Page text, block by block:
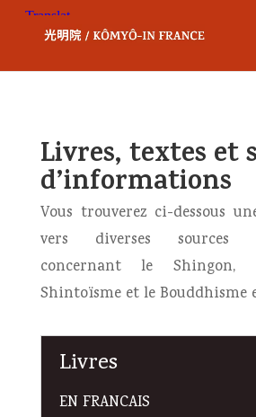
Livres, textes et
d’informations
Vous trouverez ci-dessous
vers diverses sources
concernant le
Shintoïsme et le Bouddhisme
Livres
EN FRANCAIS